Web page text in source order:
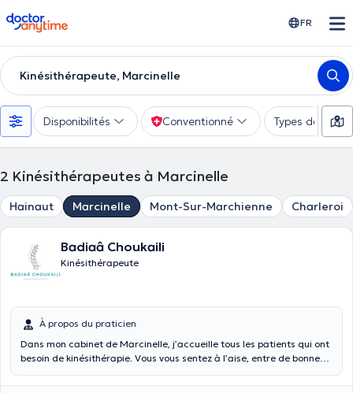
doctoranytime FR
Kinésithérapeute, Marcinelle
Disponibilités Conventionné Types de
2 Kinésithérapeutes à Marcinelle
Hainaut Marcinelle Mont-Sur-Marchienne Charleroi
Badiaâ Choukaili
Kinésithérapeute
À propos du praticien
Dans mon cabinet de Marcinelle, j’accueille tous les patients qui ont
besoin de kinésithérapie. Vous vous sentez à l’aise, entre de bonnes
Cependant, si vous avez du mal à vous déplacer, je viens vous